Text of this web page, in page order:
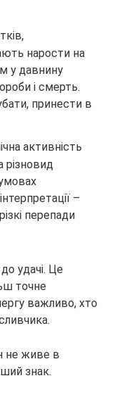
нарости на
у давнину
і смерть.
принести в
активність
різновид
–
перепади
удачі. Це
точне
важливо, хто
не живе в
знак.